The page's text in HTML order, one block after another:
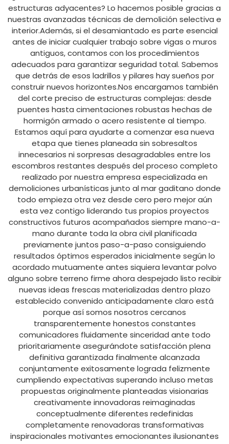
estructuras adyacentes? Lo hacemos posible gracias a
nuestras avanzadas técnicas de demolición selectiva e
interior.Además, si el desamiantado es parte esencial
antes de iniciar cualquier trabajo sobre vigas o muros
antiguos, contamos con los procedimientos
adecuados para garantizar seguridad total. Sabemos
que detrás de esos ladrillos y pilares hay sueños por
construir nuevos horizontes.Nos encargamos también
del corte preciso de estructuras complejas: desde
puentes hasta cimentaciones robustas hechas de
hormigón armado o acero resistente al tiempo.
Estamos aquí para ayudarte a comenzar esa nueva
etapa que tienes planeada sin sobresaltos
innecesarios ni sorpresas desagradables entre los
escombros restantes después del proceso completo
realizado por nuestra empresa especializada en
demoliciones urbanísticas junto al mar gaditano donde
todo empieza otra vez desde cero pero mejor aún
esta vez contigo liderando tus propios proyectos
constructivos futuros acompañados siempre mano-a-
mano durante toda la obra civil planificada
previamente juntos paso-a-paso consiguiendo
resultados óptimos esperados inicialmente según lo
acordado mutuamente antes siquiera levantar polvo
alguno sobre terreno firme ahora despejado listo recibir
nuevas ideas frescas materializadas dentro plazo
establecido convenido anticipadamente claro está
porque así somos nosotros cercanos
transparentemente honestos constantes
comunicadores fluidamente sinceridad ante todo
prioritariamente asegurándote satisfacción plena
definitiva garantizada finalmente alcanzada
conjuntamente exitosamente lograda felizmente
cumpliendo expectativas superando incluso metas
propuestas originalmente planteadas visionarias
creativamente innovadoras reimaginadas
conceptualmente diferentes redefinidas
completamente renovadoras transformativas
inspiracionales motivantes emocionantes ilusionantes